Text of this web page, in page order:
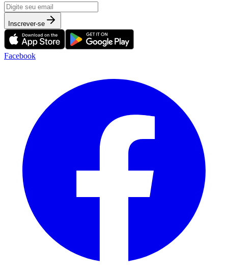
Inscrever-se
Facebook